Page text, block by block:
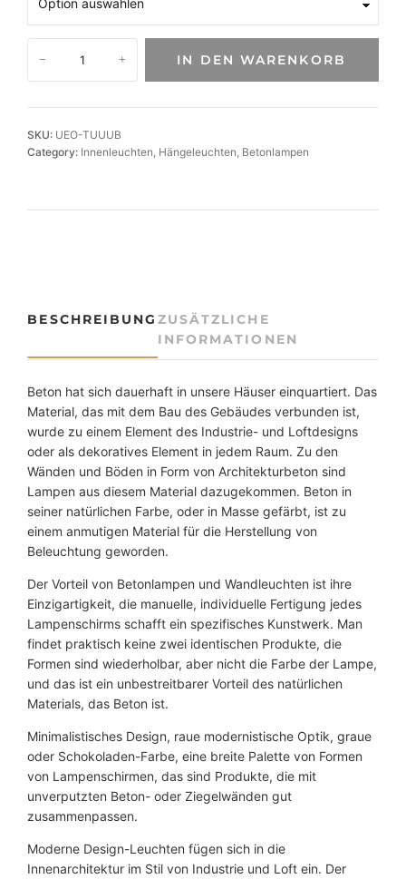
o
n
-
n
c
e
T
u
u
u
b
M
e
n
e
− + IN DEN WARENKORB
SKU: UEO-TUUUB
Category: Innenleuchten, Hängeleuchten, Betonlampen
BESCHREIBUNG ZUSÄTZLICHE
INFORMATIONEN
Beton hat sich dauerhaft in unsere Häuser einquartiert. Das
Material, das mit dem Bau des Gebäudes verbunden ist,
wurde zu einem Element des Industrie- und Loftdesigns
oder als dekoratives Element in jedem Raum. Zu den
Wänden und Böden in Form von Architekturbeton sind
Lampen aus diesem Material dazugekommen. Beton in
seiner natürlichen Farbe, oder in Masse gefärbt, ist zu
einem anmutigen Material für die Herstellung von
Beleuchtung geworden.
Der Vorteil von Betonlampen und Wandleuchten ist ihre
Einzigartigkeit, die manuelle, individuelle Fertigung jedes
Lampenschirms schafft ein spezifisches Kunstwerk. Man
findet praktisch keine zwei identischen Produkte, die
Formen sind wiederholbar, aber nicht die Farbe der Lampe,
und das ist ein unbestreitbarer Vorteil des natürlichen
Materials, das Beton ist.
Minimalistisches Design, raue modernistische Optik, graue
oder Schokoladen-Farbe, eine breite Palette von Formen
von Lampenschirmen, das sind Produkte, die mit
unverputzten Beton- oder Ziegelwänden gut
zusammenpassen.
Moderne Design-Leuchten fügen sich in die
Innenarchitektur im Stil von Industrie und Loft ein. Der